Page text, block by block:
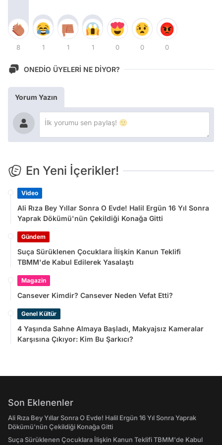
8 1 1 1 0 0 0
ONEDİO ÜYELERİ NE DİYOR?
Yorum Yazın
En Yeni İçerikler!
Video
Ali Rıza Bey Yıllar Sonra O Evde! Halil Ergün 16 Yıl Sonra
Yaprak Dökümü'nün Çekildiği Konağa Gitti
Gündem
Suça Sürüklenen Çocuklara İlişkin Kanun Teklifi
TBMM'de Kabul Edilerek Yasalaştı
Magazin
Cansever Kimdir? Cansever Neden Vefat Etti?
Genel Kültür
4 Yaşında Sahne Almaya Başladı, Makyajsız Kameralar
Karşısına Çıkıyor: Kim Bu Şarkıcı?
Son Eklenenler
Ali Rıza Bey Yıllar Sonra O Evde! Halil Ergün 16 Yıl Sonra Yaprak
Dökümü'nün Çekildiği Konağa Gitti
Suça Sürüklenen Çocuklara İlişkin Kanun Teklifi TBMM'de Kabul